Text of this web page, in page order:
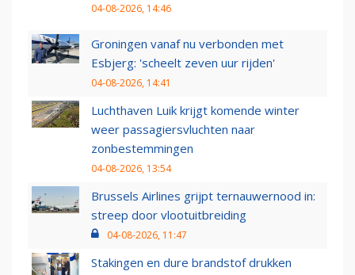
04-08-2026, 14:46
Groningen vanaf nu verbonden met
Esbjerg: 'scheelt zeven uur rijden'
04-08-2026, 14:41
Luchthaven Luik krijgt komende winter
weer passagiersvluchten naar
zonbestemmingen
04-08-2026, 13:54
Brussels Airlines grijpt ternauwernood in:
streep door vlootuitbreiding
04-08-2026, 11:47
Stakingen en dure brandstof drukken